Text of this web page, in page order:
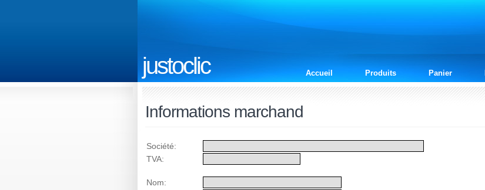
justoclic Accueil Produits Panier
Informations marchand
Société:
TVA:
Nom: